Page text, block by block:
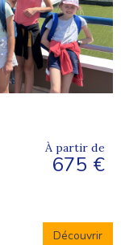
À partir de
675 €
Découvrir